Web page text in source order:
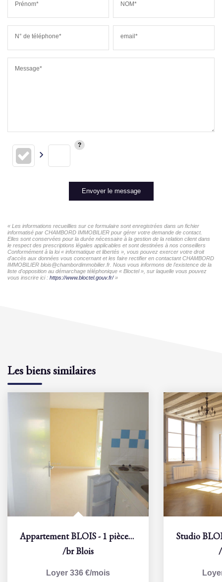
Prénom* NOM*
N° de téléphone* email*
Message*
Envoyer le message
« Les informations recueillies sur ce formulaire sont enregistrées dans un fichier
informatisé par CHAMBORD IMMOBILIER pour gérer votre demande de contact.
Elles sont conservées pour la durée nécessaire à la gestion de la relation client dans
le respect des prescriptions légales applicables et sont destinées à nos conseillers
Conformément à la loi « informatique et libertés », vous pouvez exercer votre droit
d'accès aux données vous concernant et les faire rectifier en contactant CHAMBORD
IMMOBILIER blois@chambordimmobilier.fr. Nous vous informons de l'existence de la
liste d'opposition au démarchage téléphonique « Bloctel », sur laquelle vous pouvez
vous inscrire ici : https://www.bloctel.gouv.fr/»
Les biens similaires
Appartement BLOIS - 1 pièce(s) - 22 m2
/brBlois
Loyer 336 €/mois